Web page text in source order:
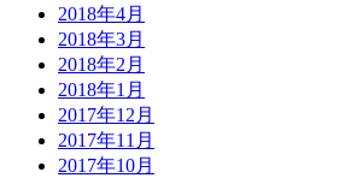
2018年4月
2018年3月
2018年2月
2018年1月
2017年12月
2017年11月
2017年10月